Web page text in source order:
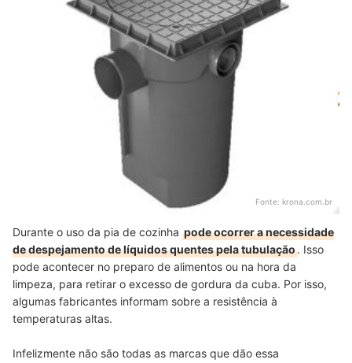
Fonte: krona.com.br
Durante o uso da pia de cozinha pode ocorrer a necessidade
de despejamento de líquidos quentes pela tubulação. Isso
pode acontecer no preparo de alimentos ou na hora da
limpeza, para retirar o excesso de gordura da cuba. Por isso,
algumas fabricantes informam sobre a resistência à
temperaturas altas.
Infelizmente não são todas as marcas que dão essa